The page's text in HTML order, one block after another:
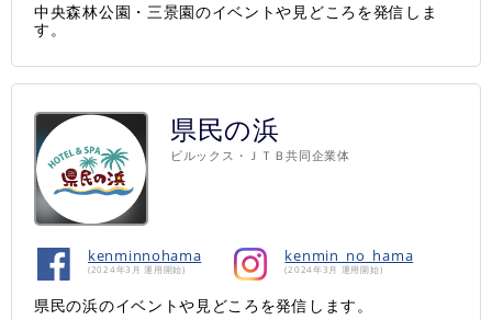
中央森林公園・三景園のイベントや見どころを発信しま
す。
県民の浜
ビルックス・ＪＴＢ共同企業体
kenminnohama
(2024年3月 運用開始)
kenmin_no_hama
(2024年3月 運用開始)
県民の浜のイベントや見どころを発信します。